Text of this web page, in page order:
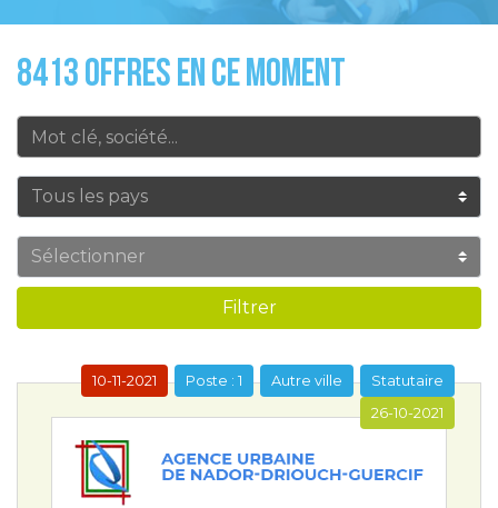
8413 OFFRES EN CE MOMENT
Filtrer
Statutaire
Autre ville
Poste : 1
10-11-2021
26-10-2021